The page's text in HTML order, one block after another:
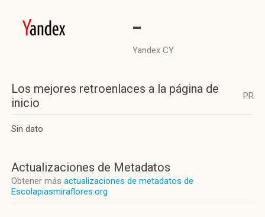
-
Yandex CY
Los mejores retroenlaces a la página de
inicio
PR
Sin dato
Actualizaciones de Metadatos
Obtener más actualizaciones de metadatos de
Escolapiasmiraflores.org